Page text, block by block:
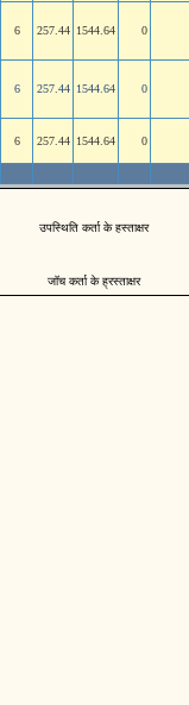
6 257.44 1544.64 0
6 257.44 1544.64 0
6 257.44 1544.64 0
उपस्थिति कर्ता के हस्ताक्षर
जॉच कर्ता के ह्रस्ताक्षर